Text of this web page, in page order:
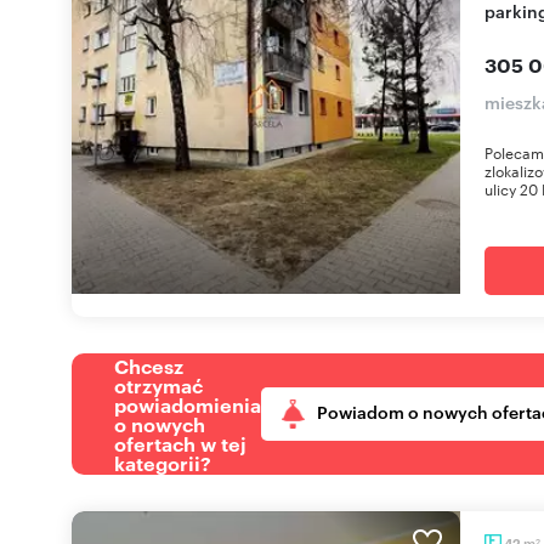
305
ulicy 20
Chcesz
otrzymać
powiadomienia
o nowych
ofertach w tej
kategorii?
Powiadom o nowych